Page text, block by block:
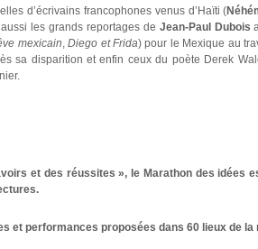
d’écrivains francophones venus d’Haïti (
les grands reportages de Jean-Paul Dubois
mexicain,Diego et Frida) pour le Mexique au
sa disparition et enfin ceux du poète Derek
et des réussites », le Marathon des idées
et performances proposées dans 60 lieux de la